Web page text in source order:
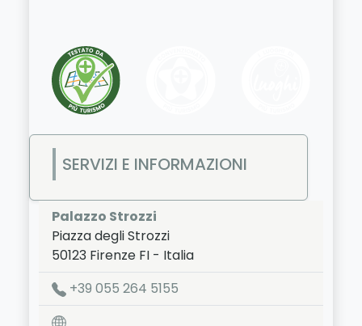
SERVIZI E INFORMAZIONI
Palazzo Strozzi
Piazza degli Strozzi
50123 Firenze FI - Italia
LAT:43.771- LNG:11.252
+39 055 264 5155